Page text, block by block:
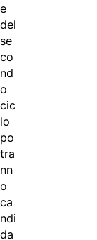
e
del
se
co
nd
o
cic
lo
po
tra
nn
o
ca
ndi
da